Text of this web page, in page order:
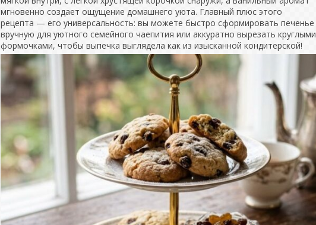
мгновенно создает ощущение домашнего уюта. Главный плюс этого
рецепта — его универсальность: вы можете быстро сформировать печенье
вручную для уютного семейного чаепития или аккуратно вырезать круглыми
формочками, чтобы выпечка выглядела как из изысканной кондитерской!